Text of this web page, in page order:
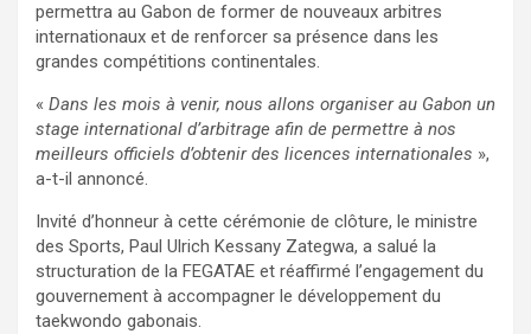
permettra au Gabon de former de nouveaux arbitres
internationaux et de renforcer sa présence dans les
grandes compétitions continentales.
« Dans les mois à venir, nous allons organiser au Gabon un
stage international d’arbitrage afin de permettre à nos
meilleurs officiels d’obtenir des licences internationales »,
a-t-il annoncé.
Invité d’honneur à cette cérémonie de clôture, le ministre
des Sports, Paul Ulrich Kessany Zategwa, a salué la
structuration de la FEGATAE et réaffirmé l’engagement du
gouvernement à accompagner le développement du
taekwondo gabonais.